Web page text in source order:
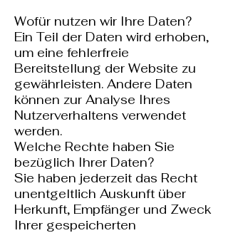
Wofür nutzen wir Ihre Daten?
Ein Teil der Daten wird erhoben,
um eine fehlerfreie
Bereitstellung der Website zu
gewährleisten. Andere Daten
können zur Analyse Ihres
Nutzerverhaltens verwendet
werden.
Welche Rechte haben Sie
bezüglich Ihrer Daten?
Sie haben jederzeit das Recht
unentgeltlich Auskunft über
Herkunft, Empfänger und Zweck
Ihrer gespeicherten